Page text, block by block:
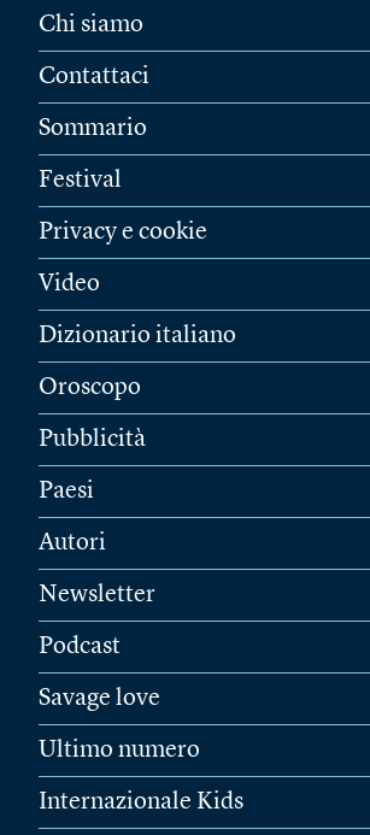
Chi siamo
Contattaci
Sommario
Festival
Privacy e cookie
Video
Dizionario italiano
Oroscopo
Pubblicità
Paesi
Autori
Newsletter
Podcast
Savage love
Ultimo numero
Internazionale Kids